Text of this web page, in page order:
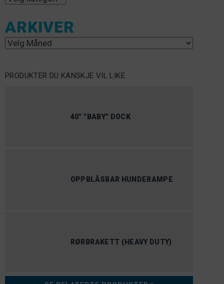
ARKIVER
Arkiver
PRODUKTER DU KANSKJE VIL LIKE
40" "BABY" DOCK
OPPBLÅSBAR HUNDERAMPE
RØRBRAKETT (HEAVY DUTY)